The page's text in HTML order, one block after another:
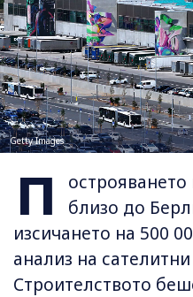
Getty Images
П
острояването
близо до
изсичането на 500
анализ на
Строителството